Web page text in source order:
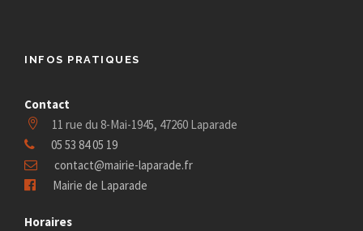
INFOS PRATIQUES
Contact
11 rue du 8-Mai-1945, 47260 Laparade
05 53 84 05 19
contact@mairie-laparade.fr
Mairie de Laparade
Horaires